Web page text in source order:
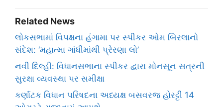
Related News
લોકસભામાં વિપક્ષના હંગામા પર સ્પીકર ઓમ બિરલાનો
સંદેશ: ‘મહાત્મા ગાંધીમાંથી પ્રેરણા લો’
નવી દિલ્હી: વિધાનસભાના સ્પીકર દ્વારા મોનસૂન સત્રની
સુરક્ષા વ્યવસ્થા પર સમીક્ષા
કર્ણાટક વિધાન પરિષદના અધ્યક્ષ બસવરજ હોરટ્ટી 14